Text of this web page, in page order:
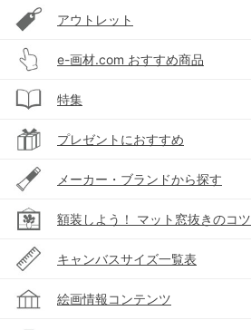
アウトレット
e-画材.com おすすめ商品
特集
プレゼントにおすすめ
メーカー・ブランドから探す
額装しよう！ マット窓抜きのコツ
キャンバスサイズ一覧表
絵画情報コンテンツ